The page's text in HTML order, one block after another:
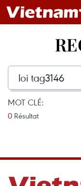
MOT CLÉ:
0 Résultat